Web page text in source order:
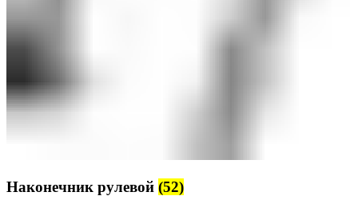
Наконечник рулевой (52)